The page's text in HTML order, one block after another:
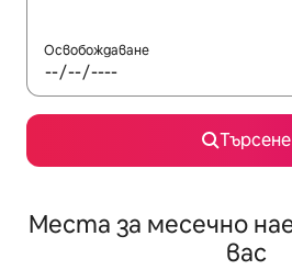
Освобождаване
Търсене
Места за месечно
вас